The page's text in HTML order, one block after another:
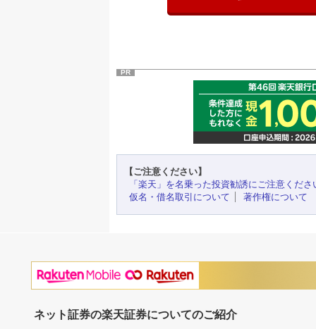
PR
【ご注意ください】
「楽天」を名乗った投資勧誘にご注意くださ
仮名・借名取引について
著作権について
ネット証券の楽天証券についてのご紹介